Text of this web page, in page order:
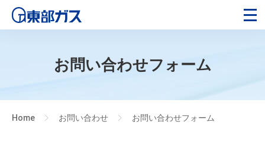
お問い合わせフォーム
Home お問い合わせ お問い合わせフォーム